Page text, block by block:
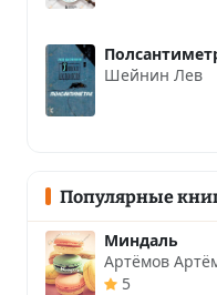
Шейнин Лев
Популярные
Миндаль
Артёмов
5